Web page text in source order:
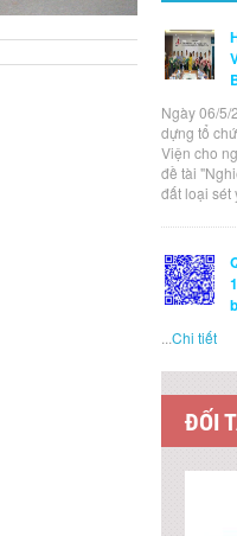
Ngày 06/5/
dựng tổ
Viện cho
đề tài
đất loại
...Chi tiết
ĐỐI